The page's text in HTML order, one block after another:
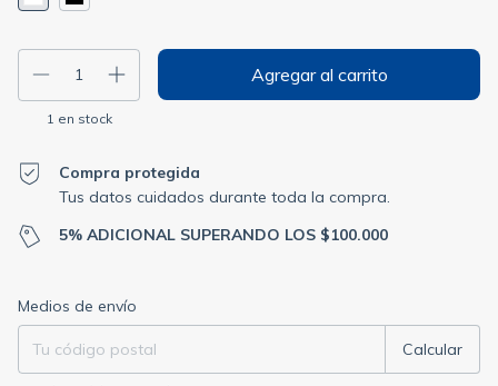
1 en stock
Compra protegida
Tus datos cuidados durante toda la compra.
5% ADICIONAL SUPERANDO LOS $100.000
Entregas para el CP:
Medios de envío
Calcular